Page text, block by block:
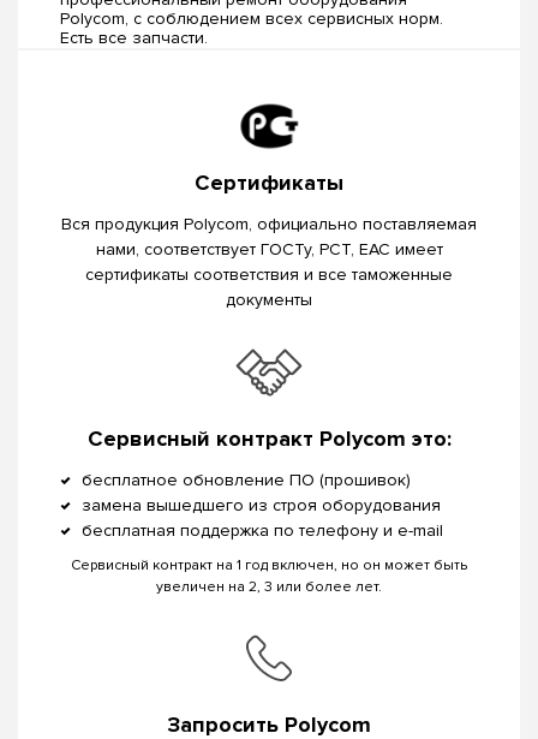
Polycom, c соблюдением всех сервисных норм.
Есть все запчасти.
Сертификаты
Вся продукция Polycom, официально поставляемая
нами, соответствует ГОСТу, РСТ, EAC имеет
сертификаты соответствия и все таможенные
документы
Сервисный контракт Polycom это:
бесплатное обновление ПО (прошивок)
замена вышедшего из строя оборудования
бесплатная поддержка по телефону и e-mail
Сервисный контракт на 1 год включен, но он может быть
увеличен на 2, 3 или более лет.
Запросить Polycom